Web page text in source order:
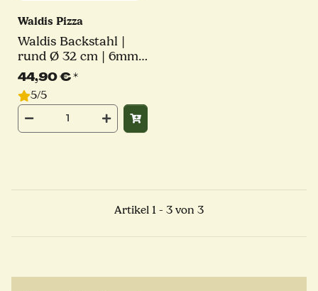
Waldis Pizza
Waldis Backstahl |
rund Ø 32 cm | 6mm
Stärke
44,90 €*
5/5
Artikel 1 - 3 von 3